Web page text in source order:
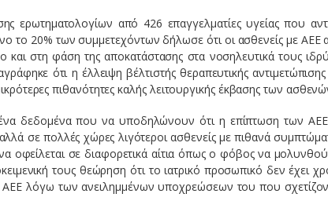
ερωτηματολογίων από 426 επαγγελματίες υγείας που
το 20% των συμμετεχόντων δήλωσε ότι οι ασθενείς με ΑΕΕ
στη φάση της αποκατάστασης στα νοσηλευτικά τους
ότι η έλλειψη βέλτιστής θεραπευτικής
πιθανότητες καλής λειτουργικής έκβασης των
δεδομένα που να υποδηλώνουν ότι η επίπτωση των ΑΕΕ
σε πολλές χώρες λιγότεροι ασθενείς με πιθανά
οφείλεται σε διαφορετικά αίτια όπως ο φόβος να
τους θεώρηση ότι το ιατρικό προσωπικό δεν έχει
λόγω των ανειλημμένων υποχρεώσεων του που